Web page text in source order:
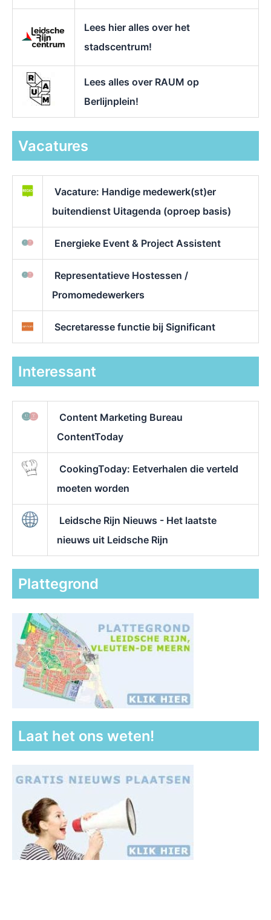
Lees hier alles over het
stadscentrum!
Lees alles over RAUM op
Berlijnplein!
Vacatures
Vacature: Handige medewerk(st)er
buitendienst Uitagenda (oproep basis)
Energieke Event & Project Assistent
Representatieve Hostessen /
Promomedewerkers
Secretaresse functie bij Significant
Interessant
Content Marketing Bureau
ContentToday
CookingToday: Eetverhalen die verteld
moeten worden
Leidsche Rijn Nieuws - Het laatste
nieuws uit Leidsche Rijn
Plattegrond
Laat het ons weten!